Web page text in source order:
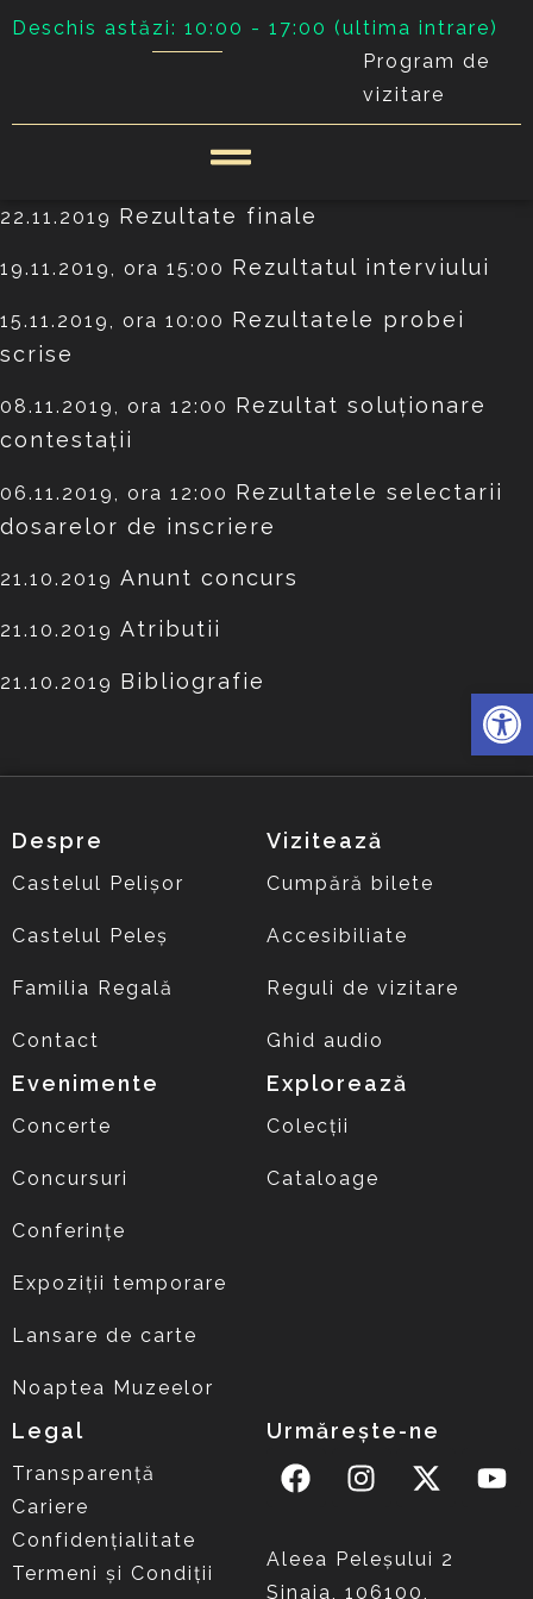
Deschis astăzi: 10:00 - 17:00 (ultima intrare)
Program de
vizitare
22.11.2019 Rezultate finale
19.11.2019, ora 15:00 Rezultatul interviului
15.11.2019, ora 10:00 Rezultatele probei
scrise
08.11.2019, ora 12:00 Rezultat soluţionare
contestaţii
06.11.2019, ora 12:00 Rezultatele selectarii
dosarelor de inscriere
21.10.2019 Anunt concurs
21.10.2019 Atributii
21.10.2019 Bibliografie
Despre
Castelul Pelișor
Castelul Peleș
Familia Regală
Contact
Vizitează
Cumpără bilete
Accesibiliate
Reguli de vizitare
Ghid audio
Evenimente
Concerte
Concursuri
Conferințe
Expoziții temporare
Lansare de carte
Noaptea Muzeelor
Explorează
Colecții
Cataloage
Legal
Transparență
Cariere
Confidențialitate
Termeni și Condiții
Urmărește-ne
Aleea Peleşului 2
Sinaia, 106100,